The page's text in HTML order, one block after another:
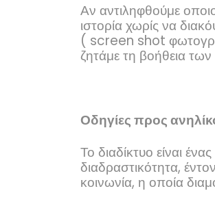
Αν αντιληφθούμε
ιστορία χωρίς να
( screen shot
ζητάμε τη βοήθεια των
Οδηγίες προς
Το διαδίκτυο είναι
διαδραστικότητα,
κοινωνία, η οποία